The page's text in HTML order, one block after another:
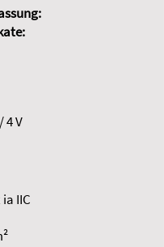
4 V
ia IIC